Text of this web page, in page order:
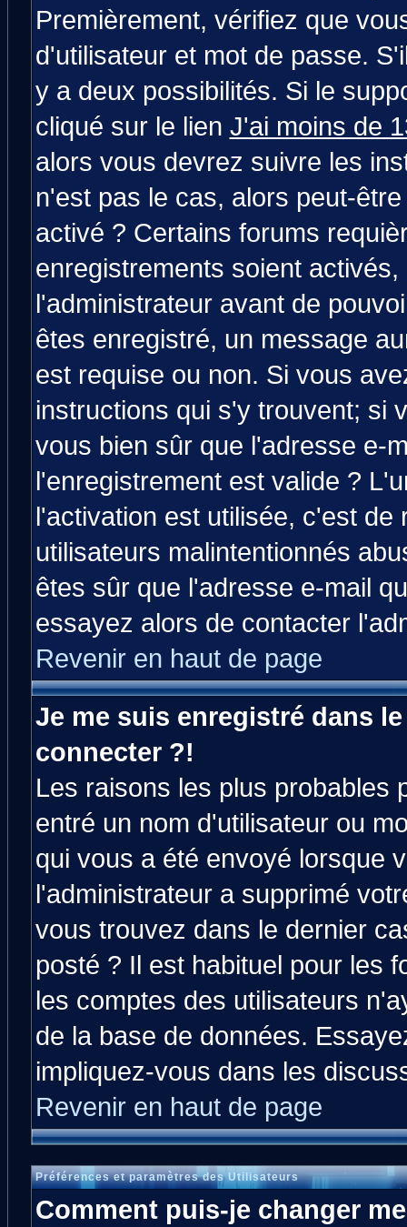
Premièrement, vérifiez que
d'utilisateur et mot de passe.
y a deux possibilités. Si le
cliqué sur le lien J'ai moins de
alors vous devrez suivre les
n'est pas le cas, alors peut-
activé ? Certains forums
enregistrements soient
l'administrateur avant de
êtes enregistré, un message
est requise ou non. Si vous
instructions qui s'y trouvent; si
vous bien sûr que l'adresse e-
l'enregistrement est valide ?
l'activation est utilisée, c'est
utilisateurs malintentionnés
êtes sûr que l'adresse e-mail
essayez alors de contacter
Revenir en haut de page
Je me suis enregistré dans
connecter ?!
Les raisons les plus probables
entré un nom d'utilisateur ou
qui vous a été envoyé lorsque
l'administrateur a supprimé
vous trouvez dans le dernier
posté ? Il est habituel pour les
les comptes des utilisateurs
de la base de données.
impliquez-vous dans les
Revenir en haut de page
Préférences et paramètres des Utilisateurs
Comment puis-je changer